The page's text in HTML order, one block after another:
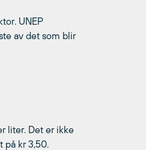
UNEP
av det som blir
liter. Det er ikke
på kr 3,50.